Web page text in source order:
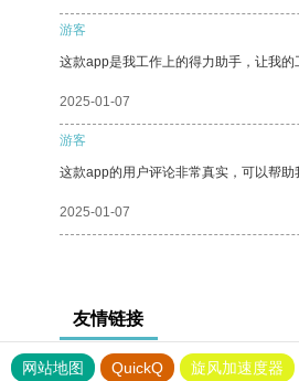
游客
这款app是我工作上的得力助手，让我的
2025-01-07
游客
这款app的用户评论非常真实，可以帮助
2025-01-07
友情链接
网站地图 QuickQ 旋风加速度器